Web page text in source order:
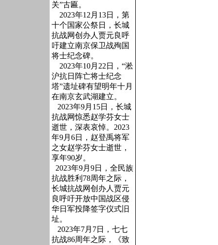
关”古匾。
2023年12月13日，第
十个国家公祭日，长城
抗战网创办人贾元良呼
吁建立南京保卫战殉国
将士纪念碑。
2023年10月22日，“淞
沪抗日阵亡将士纪念
塔”遗址碑有望明年十月
在南京玄武湖建立。
2023年9月15日，长城
抗战网惊悉赵学芬女士
逝世，深表哀悼。2023
年9月6日，赵登禹将军
之女赵学芬女士逝世，
享年90岁。
2023年9月9日，全民族
抗战胜利78周年之际，
长城抗战网创办人贾元
良呼吁开放中国战区侵
华日军投降签字仪式旧
址。
2023年7月7日，七七
抗战86周年之际，《致